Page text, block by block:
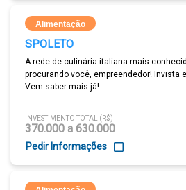
Alimentação
SPOLETO
A rede de culinária italiana mais
procurando você, empreendedor! Invista
Vem saber mais já!
INVESTIMENTO TOTAL (R$)
370.000 a 630.000
Pedir Informações